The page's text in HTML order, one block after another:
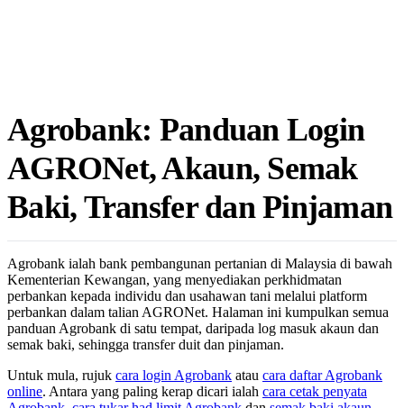
Agrobank: Panduan Login
AGRONet, Akaun, Semak
Baki, Transfer dan Pinjaman
Agrobank ialah bank pembangunan pertanian di Malaysia di bawah
Kementerian Kewangan, yang menyediakan perkhidmatan
perbankan kepada individu dan usahawan tani melalui platform
perbankan dalam talian AGRONet. Halaman ini kumpulkan semua
panduan Agrobank di satu tempat, daripada log masuk akaun dan
semak baki, sehingga transfer duit dan pinjaman.
Untuk mula, rujuk cara login Agrobank atau cara daftar Agrobank
online. Antara yang paling kerap dicari ialah cara cetak penyata